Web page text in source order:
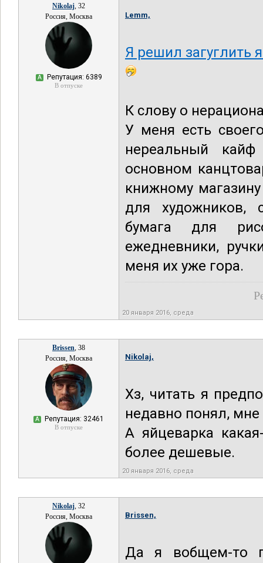
Nikolaj, 32
Россия, Москва
А Репутация: 6389
В отпуске
Lemm,
Я решил загуглить
К слову о
У меня есть
нереальный
основном
книжному
для художников,
бумага для
ежедневники,
меня их уже гора.
20 января 2016, среда
Brissen, 38
Россия, Москва
А Репутация: 32461
В отпуске
Nikolaj,
Хз, читать я
недавно понял,
А яйцеварка
более дешевые.
20 января 2016, среда
Nikolaj, 32
Россия, Москва
Brissen,
Да я вобщем-то